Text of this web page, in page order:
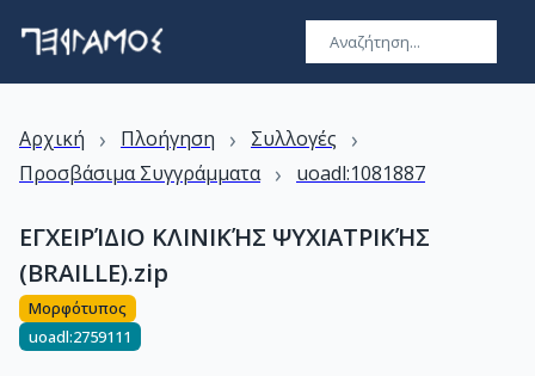
Αρχική › Πλοήγηση › Συλλογές ›
Προσβάσιμα Συγγράμματα › uoadl:1081887
ΕΓΧΕΙΡΊΔΙΟ ΚΛΙΝΙΚΉΣ ΨΥΧΙΑΤΡΙΚΉΣ
(BRAILLE).zip
Μορφότυπος
uoadl:2759111